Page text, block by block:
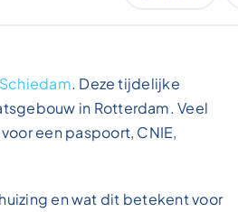
. Deze tijdelijke
in Rotterdam. Veel
een paspoort, CNIE,
en wat dit betekent voor